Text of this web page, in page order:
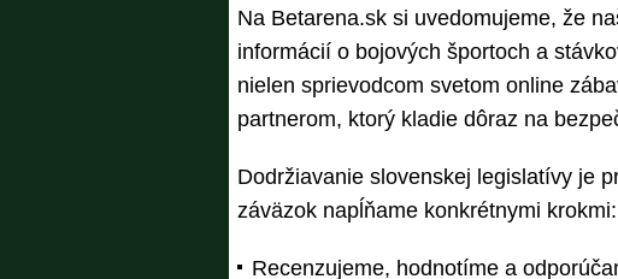
Na Betarena.sk si uvedomujeme, že
informácií o bojových športoch a
nielen sprievodcom svetom online
partnerom, ktorý kladie dôraz na
Dodržiavanie slovenskej legislatívy je
záväzok napĺňame konkrétnymi krokmi:
Recenzujeme, hodnotíme a